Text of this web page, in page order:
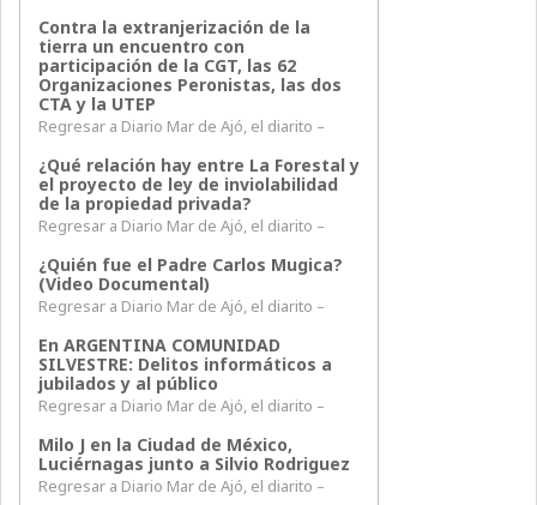
Contra la extranjerización de la
tierra un encuentro con
participación de la CGT, las 62
Organizaciones Peronistas, las dos
CTA y la UTEP
Regresar a Diario Mar de Ajó, el diarito –
¿Qué relación hay entre La Forestal y
el proyecto de ley de inviolabilidad
de la propiedad privada?
Regresar a Diario Mar de Ajó, el diarito –
¿Quién fue el Padre Carlos Mugica?
(Video Documental)
Regresar a Diario Mar de Ajó, el diarito –
En ARGENTINA COMUNIDAD
SILVESTRE: Delitos informáticos a
jubilados y al público
Regresar a Diario Mar de Ajó, el diarito –
Milo J en la Ciudad de México,
Luciérnagas junto a Silvio Rodriguez
Regresar a Diario Mar de Ajó, el diarito –